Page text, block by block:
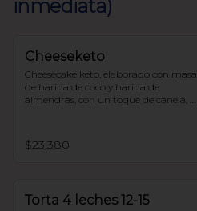
inmediata)
Cheeseketo
Cheesecake keto, elaborado con masa
de harina de coco y harina de
almendras, con un toque de canela,
endulzado con alulosa.
$23.380
Torta 4 leches 12-15